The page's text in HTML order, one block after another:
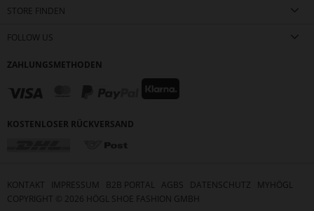
STORE FINDEN
FOLLOW US
ZAHLUNGSMETHODEN
KOSTENLOSER RÜCKVERSAND
KONTAKT IMPRESSUM B2B PORTAL AGBS DATENSCHUTZ
MYHÖGL
COPYRIGHT © 2026 HÖGL SHOE FASHION GMBH